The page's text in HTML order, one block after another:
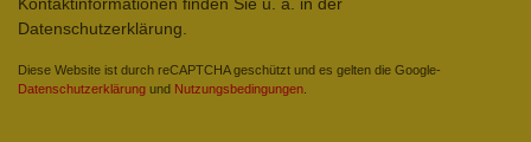
Datenschutzerklärung.
Diese Website ist durch reCAPTCHA geschützt und es gelten die Google-
Datenschutzerklärung und Nutzungsbedingungen